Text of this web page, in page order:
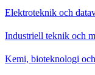
Elektroteknik och
Industriell teknik och
Kemi, bioteknologi